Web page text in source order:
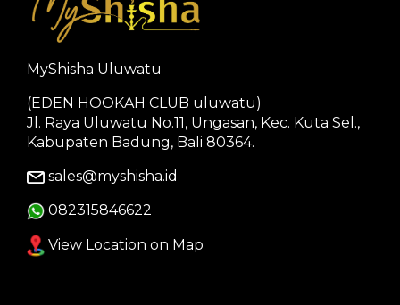
MyShisha Uluwatu
(EDEN HOOKAH CLUB uluwatu)
Jl. Raya Uluwatu No.11, Ungasan, Kec. Kuta Sel.,
Kabupaten Badung, Bali 80364.
sales@myshisha.id
082315846622
View Location on Map